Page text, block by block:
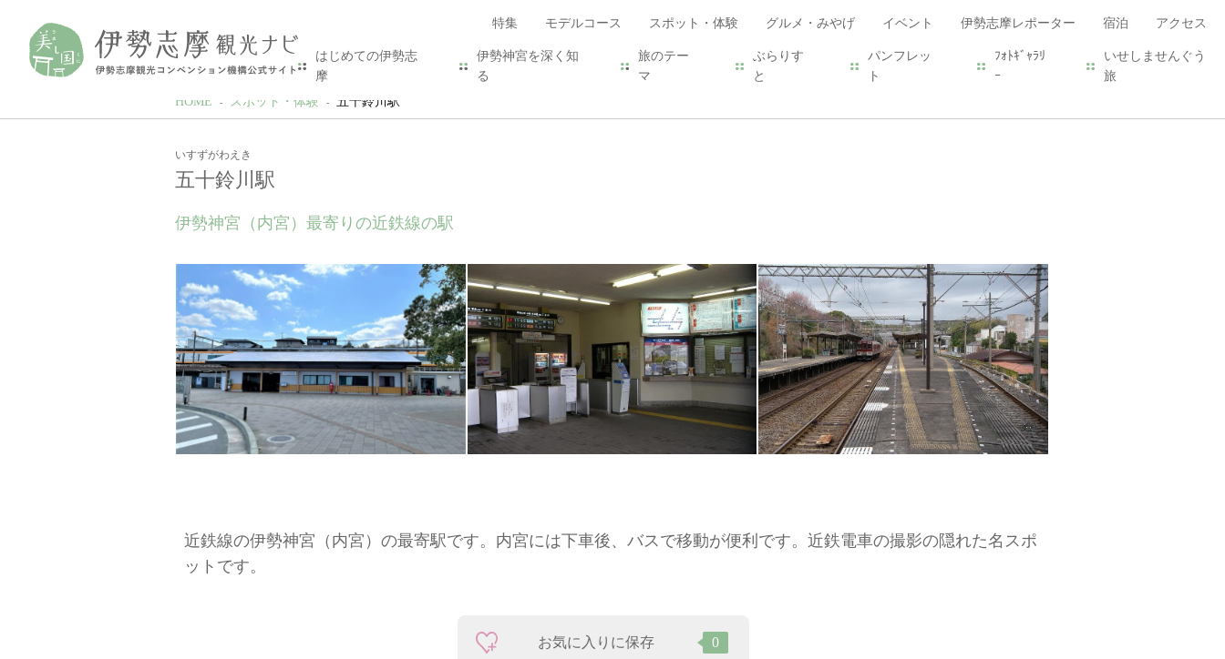
特集 モデルコース スポット・体験 グルメ・みやげ イベント 伊勢志摩レポーター 宿泊 アクセス
はじめての伊勢志
摩
伊勢神宮を深く知
る
旅のテー
マ
ぶらりす
と
パンフレッ
ト
ﾌｫﾄｷﾞｬﾗﾘ
ｰ
いせしませんぐう
旅
HOME スポット・体験 五十鈴川駅
いすずがわえき
五十鈴川駅
伊勢神宮（内宮）最寄りの近鉄線の駅
近鉄線の伊勢神宮（内宮）の最寄駅です。内宮には下車後、バスで移動が便利です。近鉄電車の撮影の隠れた名スポ
ットです。
お気に入りに保存 0